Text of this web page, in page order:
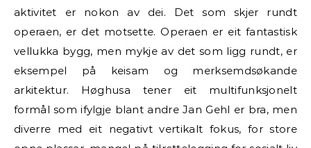
aktivitet er nokon av dei. Det som skjer rundt
operaen, er det motsette. Operaen er eit fantastisk
vellukka bygg, men mykje av det som ligg rundt, er
eksempel på keisam og merksemdsøkande
arkitektur. Høghusa tener eit multifunksjonelt
formål som ifylgje blant andre Jan Gehl er bra, men
diverre med eit negativt vertikalt fokus, for store